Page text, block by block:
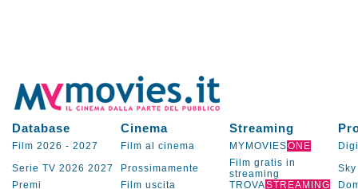
Database Cinema Streaming
Film 2026 - 2027 Film al cinema MYMOVIESONE
Serie TV 2026 2027 Prossimamente
Film gratis in
streaming
Sky
Premi
Film uscita TROVASTREAMING